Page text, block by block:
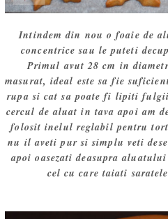
Intindem din nou o foaie de
concentrice sau le puteti
Primul avut 28 cm in
masurat, ideal este sa fie
rupa si cat sa poate fi lipiti
cercul de aluat in tava apoi am
folosit inelul reglabil pentru tort
nu il aveti pur si simplu veti
apoi oasezati deasupra
cel cu care taiati